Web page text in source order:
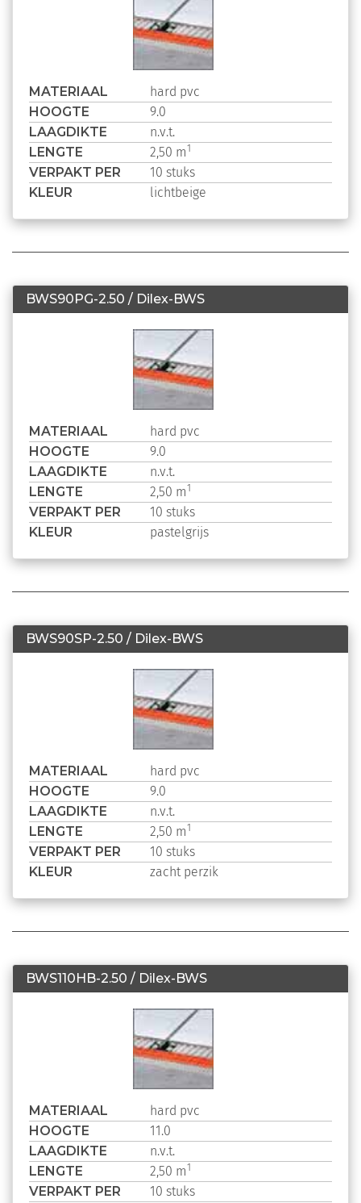
MATERIAAL hard pvc
HOOGTE 9.0
LAAGDIKTE n.v.t.
LENGTE 2,50 m1
VERPAKT PER 10 stuks
KLEUR lichtbeige
BWS90PG-2.50 / Dilex-BWS
MATERIAAL hard pvc
HOOGTE 9.0
LAAGDIKTE n.v.t.
LENGTE 2,50 m1
VERPAKT PER 10 stuks
KLEUR pastelgrijs
BWS90SP-2.50 / Dilex-BWS
MATERIAAL hard pvc
HOOGTE 9.0
LAAGDIKTE n.v.t.
LENGTE 2,50 m1
VERPAKT PER 10 stuks
KLEUR zacht perzik
BWS110HB-2.50 / Dilex-BWS
MATERIAAL hard pvc
HOOGTE 11.0
LAAGDIKTE n.v.t.
LENGTE 2,50 m1
VERPAKT PER 10 stuks